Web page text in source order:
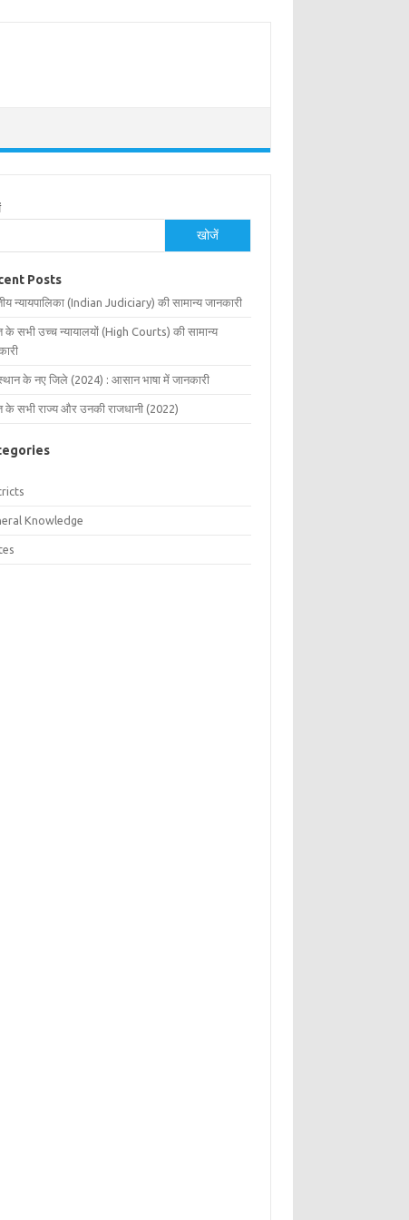
खोजें
Posts
न्यायपालिका (Indian Judiciary) की सामान्य जानकारी
के सभी उच्च न्यायालयों (High Courts) की सामान्य
के नए जिले (2024) : आसान भाषा में जानकारी
के सभी राज्य और उनकी राजधानी (2022)
Knowledge